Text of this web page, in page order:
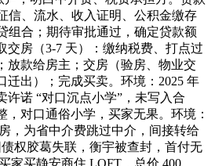
信、流水、收入证明、公积金缴存
组合；期待审批通过，确定贷款额
交房（3-7 天）：缴纳税费、打点过
放款给房主；交房（验房、物业交
迁出）；完成买卖。环境：2025 年
许诺 “对口沉点小学”，未写入合
，对口通俗小学，买家无果。环境：
，为省中介费跳过中介，间接转给
权胶葛失联，衡宇被查封，首付无
家买静安商住 LOFT，总价 400